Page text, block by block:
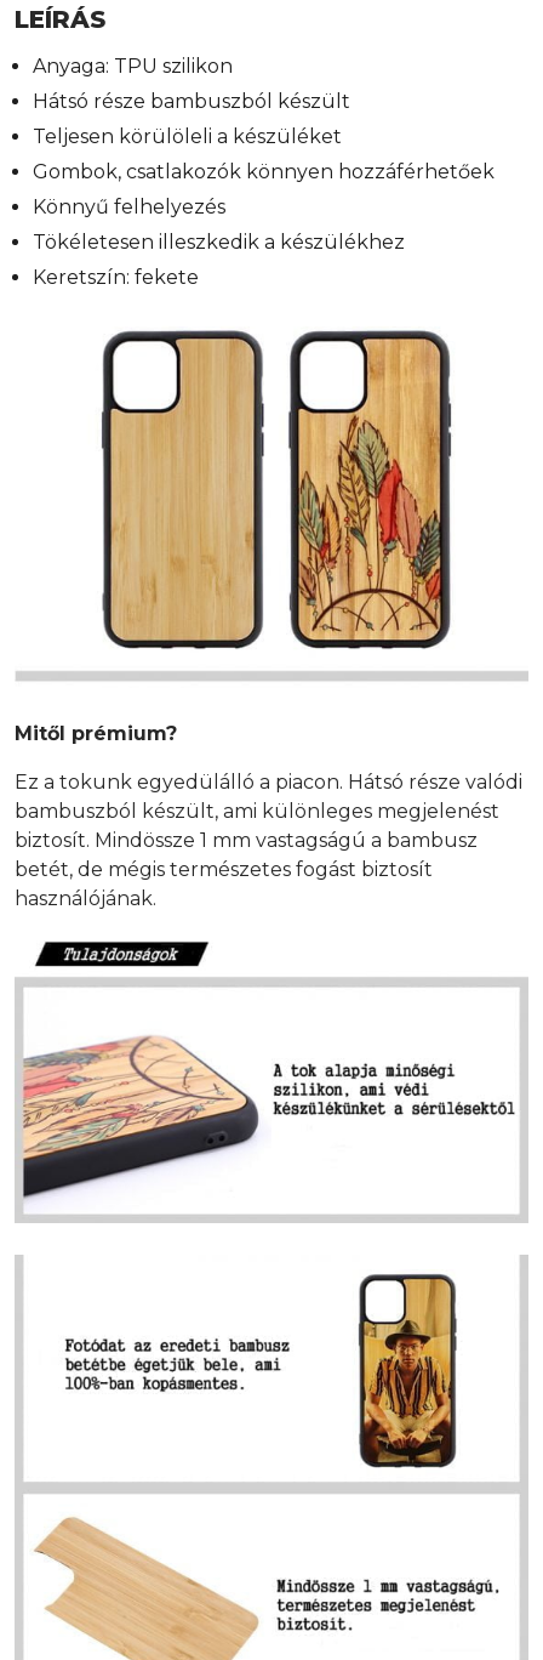
LEÍRÁS
Anyaga: TPU szilikon
Hátsó része bambuszból készült
Teljesen körülöleli a készüléket
Gombok, csatlakozók könnyen hozzáférhetőek
Könnyű felhelyezés
Tökéletesen illeszkedik a készülékhez
Keretszín: fekete
Mitől prémium?
Ez a tokunk egyedülálló a piacon. Hátsó része valódi
bambuszból készült, ami különleges megjelenést
biztosít. Mindössze 1 mm vastagságú a bambusz
betét, de mégis természetes fogást biztosít
használójának.